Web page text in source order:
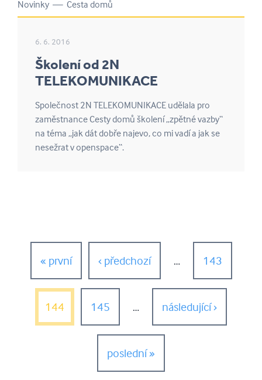
Novinky — Cesta domů
6. 6. 2016
Školení od 2N
TELEKOMUNIKACE
Společnost 2N TELEKOMUNIKACE udělala pro
zaměstnance Cesty domů školení „zpětné vazby“
na téma „jak dát dobře najevo, co mi vadí a jak se
nesežrat v openspace“.
« první ‹ předchozí … 143
144 145 … následující ›
poslední »